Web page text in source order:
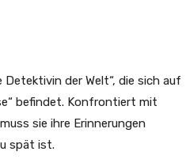
der Welt“, die sich auf
befindet. Konfrontiert mit
sie ihre Erinnerungen
spät ist.